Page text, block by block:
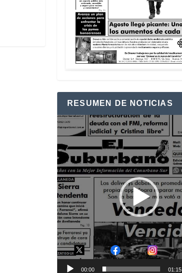
RESUMEN DE NOTICIAS
Reproductor
de
vídeo
00:00 01:15